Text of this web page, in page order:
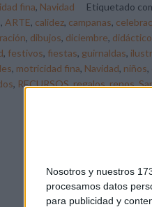
Nosotros y nuestros
procesamos datos
para publicidad y
fina, Navidad Etiquetado
, ARTE, calidez, campanas,
, dibujos, diciembre,
, festivos, fiestas, guirnaldas,
, motricidad fina, Navidad, niños,
, RECURSOS,regalos,renos,